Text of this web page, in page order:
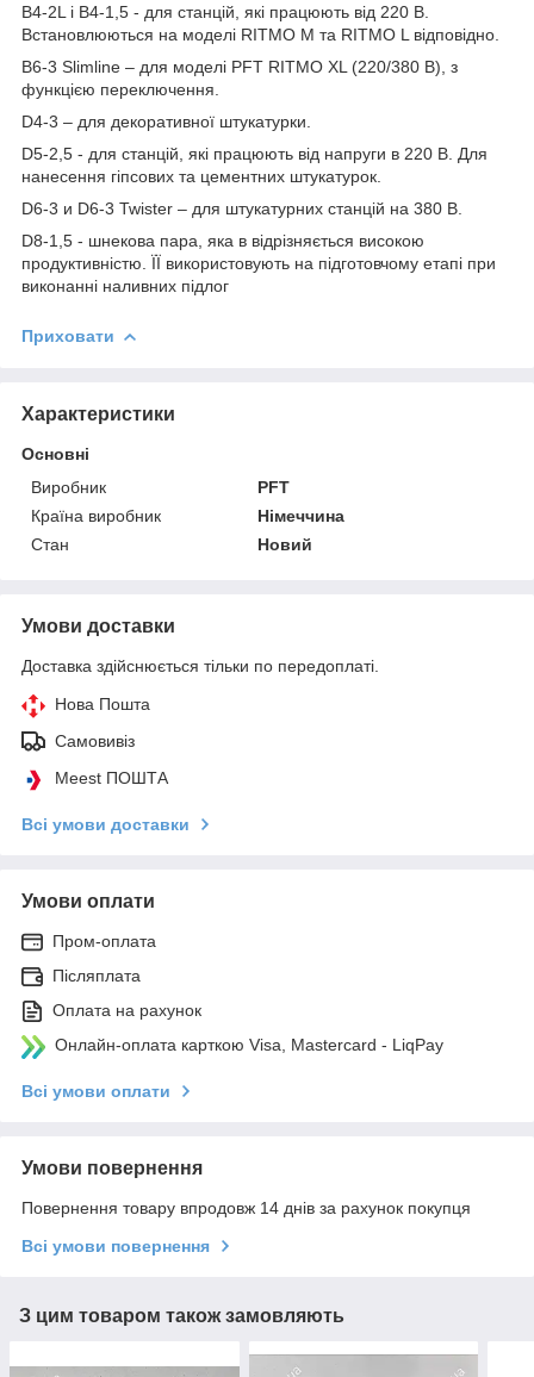
B4-2L і B4-1,5 - для станцій, які працюють від 220 В.
Встановлюються на моделі RITMO M та RITMO L відповідно.
В6-3 Slimline – для моделі PFT RITMO XL (220/380 В), з
функцією переключення.
D4-3 – для декоративної штукатурки.
D5-2,5 - для станцій, які працюють від напруги в 220 В. Для
нанесення гіпсових та цементних штукатурок.
D6-3 и D6-3 Twister – для штукатурних станцій на 380 В.
D8-1,5 - шнекова пара, яка в відрізняється високою
продуктивністю. ЇЇ використовують на підготовчому етапі при
виконанні наливних підлог
Приховати
Характеристики
Основні
Виробник
PFT
Країна виробник
Німеччина
Стан
Новий
Умови доставки
Доставка здійснюється тільки по передоплаті.
Нова Пошта
Самовивіз
Meest ПОШТА
Всі умови доставки
Умови оплати
Пром-оплата
Післяплата
Оплата на рахунок
Онлайн-оплата карткою Visa, Mastercard - LiqPay
Всі умови оплати
Умови повернення
Повернення товару впродовж 14 днів за рахунок покупця
Всі умови повернення
З цим товаром також замовляють